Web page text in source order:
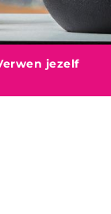
jezelf